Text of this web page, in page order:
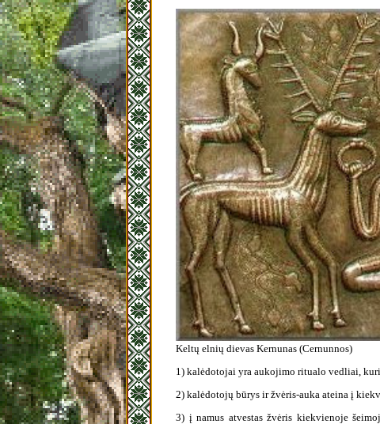
Keltų elnių dievas Kernunas (Cernunnos)
1) kalėdotojai yra aukojimo ritualo vedliai,
2) kalėdotojų būrys ir žvėris-auka ateina į
3) į namus atvestas žvėris kiekvienoje